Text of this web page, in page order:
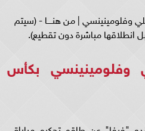
وفلومينينسي | من هنــــا - (سيتم
انطلاقها مباشرة دون تقطيع).
وفلومينينسي بكأس